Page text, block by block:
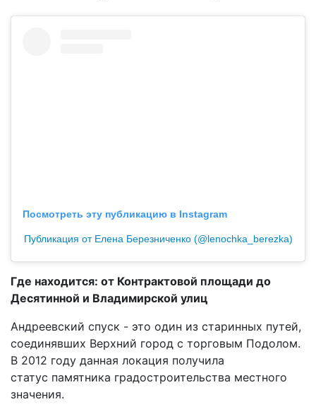
Посмотреть эту публикацию в Instagram
Публикация от Елена Березниченко (@lenochka_berezka)
Где находится: от Контрактовой площади до
Десятинной и Владимирской улиц
Андреевский спуск - это один из старинных путей,
соединявших Верхний город с торговым Подолом.
В 2012 году данная локация получила
статус памятника градостроительства местного
значения.